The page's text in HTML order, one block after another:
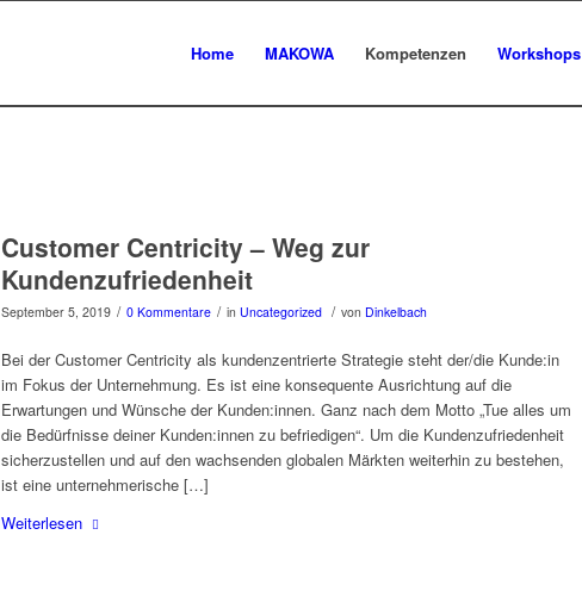
Home MAKOWA Kompetenzen Workshops
Customer Centricity – Weg zur
Kundenzufriedenheit
September 5, 2019 / 0 Kommentare / in Uncategorized / von Dinkelbach
Bei der Customer Centricity als kundenzentrierte Strategie steht der/die Kunde:in
im Fokus der Unternehmung. Es ist eine konsequente Ausrichtung auf die
Erwartungen und Wünsche der Kunden:innen. Ganz nach dem Motto „Tue alles um
die Bedürfnisse deiner Kunden:innen zu befriedigen“. Um die Kundenzufriedenheit
sicherzustellen und auf den wachsenden globalen Märkten weiterhin zu bestehen,
ist eine unternehmerische […]
Weiterlesen